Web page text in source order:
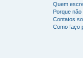
Quem
Porque
Contatos
Como faço